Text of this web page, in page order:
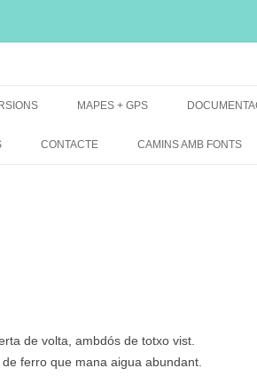
MAPES + GPS
MAPES EXCURSIONS
CONTACTE CAMINS AMB FONTS
de volta, ambdós de totxo vist.
ferro que mana aigua abundant.